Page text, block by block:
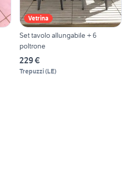
Vetrina
Set tavolo allungabile + 6
poltrone
229 €
Trepuzzi(LE)